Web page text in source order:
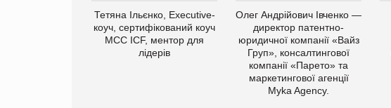
Тетяна Ільєнко, Executive-
коуч, сертифікований коуч
МСС ICF, ментор для
лідерів
Олег Андрійович Івченко —
директор патентно-
юридичної компанії «Вайз
Груп», консалтингової
компанії «Парето» та
маркетингової агенції
Myka Agency.